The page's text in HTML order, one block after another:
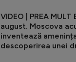
VIDEO | PREA MULT
august. Moscova
inventează
descoperirea unei